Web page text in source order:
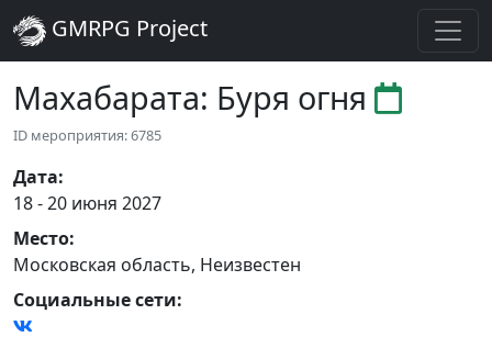
GMRPG Project
Махабарата: Буря огня
ID мероприятия: 6785
Дата:
18 - 20 июня 2027
Место:
Московская область, Неизвестен
Социальные сети: